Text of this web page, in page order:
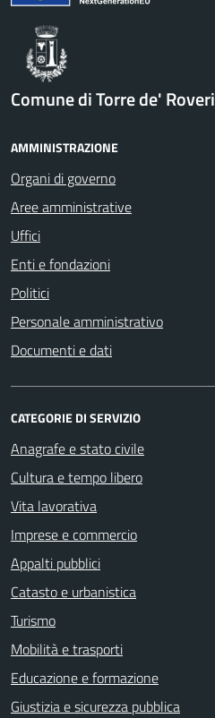
Comune di Torre de' Roveri
AMMINISTRAZIONE
Organi di governo
Aree amministrative
Uffici
Enti e fondazioni
Politici
Personale amministrativo
Documenti e dati
CATEGORIE DI SERVIZIO
Anagrafe e stato civile
Cultura e tempo libero
Vita lavorativa
Imprese e commercio
Appalti pubblici
Catasto e urbanistica
Turismo
Mobilità e trasporti
Educazione e formazione
Giustizia e sicurezza pubblica